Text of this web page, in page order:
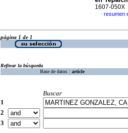
1607-050X
· resumen
página 1 de 1
Refinar la búsqueda
Base de datos : article
Buscar
1
2
3